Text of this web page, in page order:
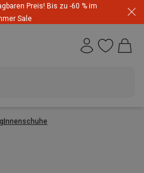
Preis! Bis zu -60 % im
Sale
Innenschuhe